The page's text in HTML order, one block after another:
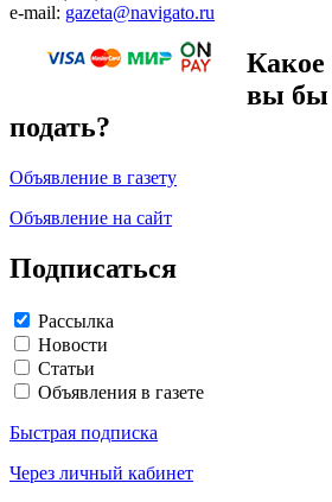
e-mail: gazeta@navigato.ru
Какое
вы бы
подать?
Объявление в газету
Объявление на сайт
Подписаться
Рассылка
Новости
Статьи
Объявления в газете
Быстрая подписка
Через личный кабинет